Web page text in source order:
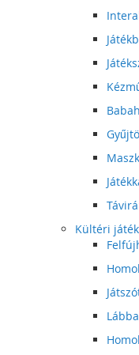
Kültéri